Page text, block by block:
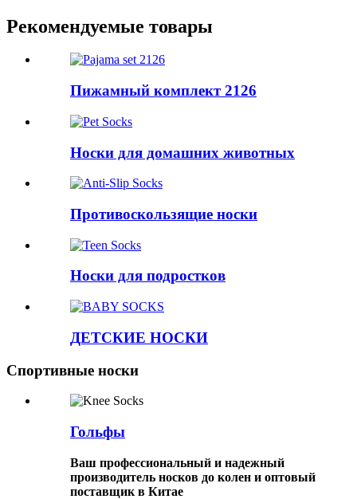
Рекомендуемые товары
Пижамный комплект 2126
Носки для домашних животных
Противоскользящие носки
Носки для подростков
ДЕТСКИЕ НОСКИ
Спортивные носки
Гольфы
Ваш профессиональный и надежный
производитель носков до колен и оптовый
поставщик в Китае